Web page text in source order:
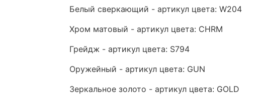
Белый сверкающий - артикул цвета: W204
Хром матовый - артикул цвета: CHRM
Грейдж - артикул цвета: S794
Оружейный - артикул цвета: GUN
Зеркальное золото - артикул цвета: GOLD